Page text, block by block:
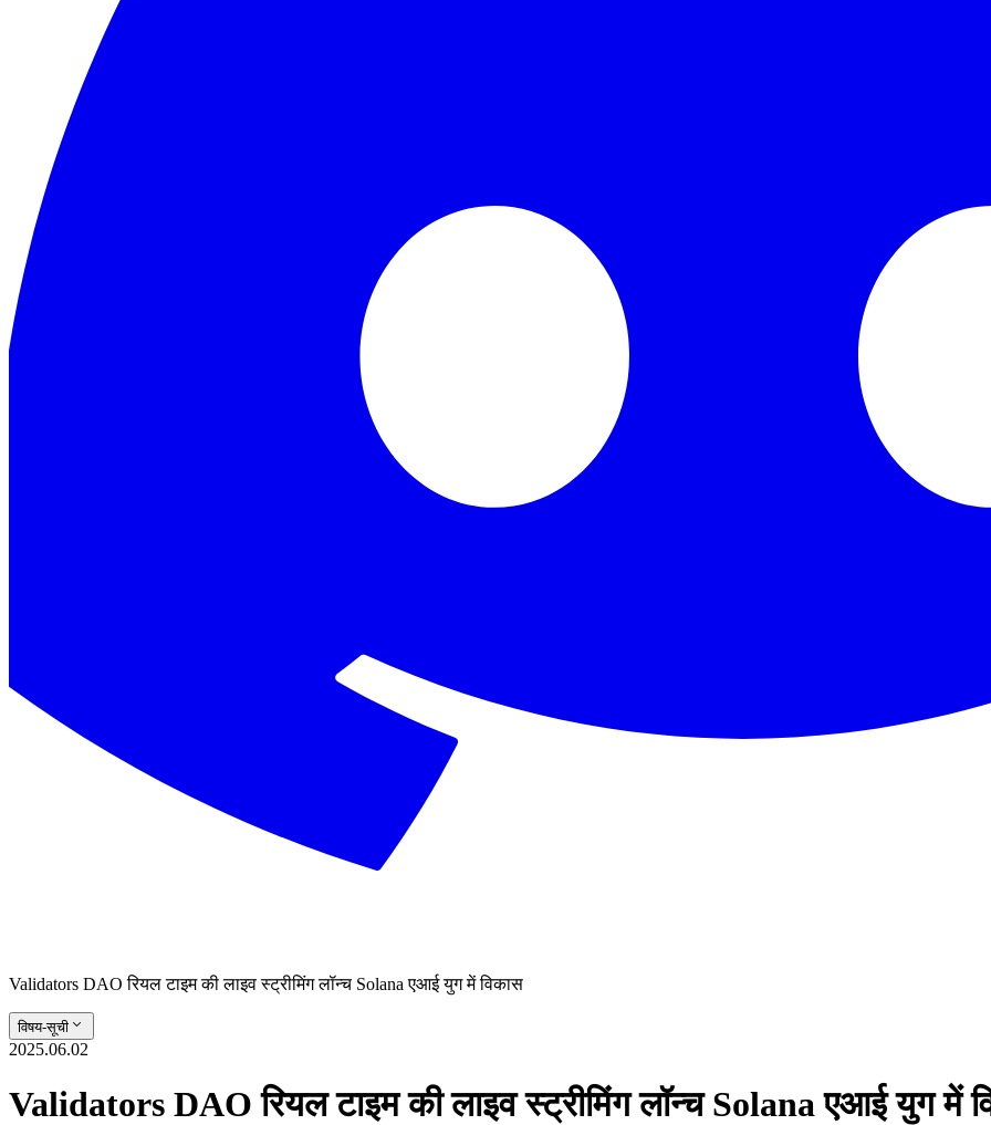
Validators DAO रियल टाइम की लाइव स्ट्रीमिंग लॉन्च Solana एआई युग में विकास
विषय-सूची
2025.06.02
Validators DAO रियल टाइम की लाइव स्ट्रीमिंग लॉन्च Solana एआई युग में